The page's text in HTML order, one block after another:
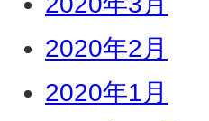
2020年2月
2020年1月